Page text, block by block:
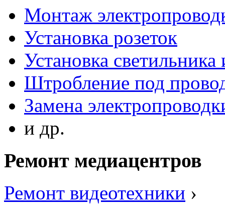
Монтаж
Установка розеток
Установка
Штробление под
Замена
и др.
Ремонт медиацентров
Ремонт видеотехники ›